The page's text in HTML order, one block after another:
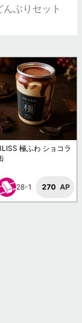
んぶりセット
極ふわ ショコラ
28-1 270 AP